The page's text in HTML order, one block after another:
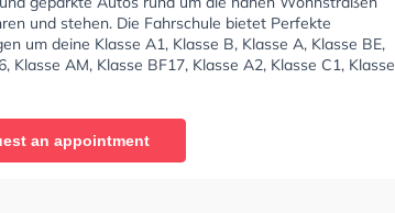
und stehen. Die Fahrschule bietet Perfekte
um deine Klasse A1, Klasse B, Klasse A, Klasse BE,
Klasse AM, Klasse BF17, Klasse A2, Klasse C1, Klasse
C und Klasse CE zu erhalten. Die Erste-Hilfe-Kurs in
um dich gut auf die theoretische Prüfung.
an appointment